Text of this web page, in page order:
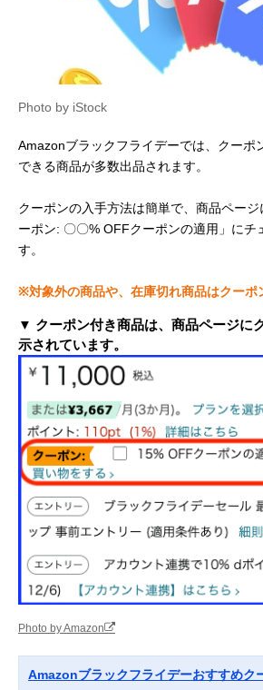
Photo by iStock
Amazonブラックフライデーでは、クーポ
できる商品が多数出品されます。
クーポンの入手方法は簡単で、商品ペー
ーポン: 〇〇% OFFクーポンの適用」にチ
す。
※対象外の商品や、在庫切れ商品はクーポ
▼ クーポン付き商品は、商品ページに
示されています。
Photo by Amazon
Amazonブラックフライデーおすすめク